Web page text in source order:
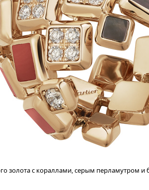
золота с кораллами, серым перламутром и